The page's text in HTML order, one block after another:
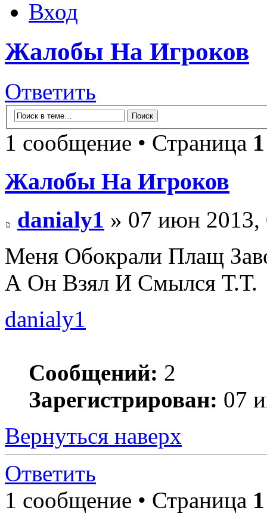
Вход
Жалобы На Игроков
Ответить
1 сообщение • Страница 1
Жалобы На Игроков
danialy1 » 07 июн 2013,
Меня Обокрали Плащ
А Он Взял И Смылся Т.Т.
danialy1
Сообщений: 2
Зарегистрирован: 07
Вернуться наверх
Ответить
1 сообщение • Страница 1